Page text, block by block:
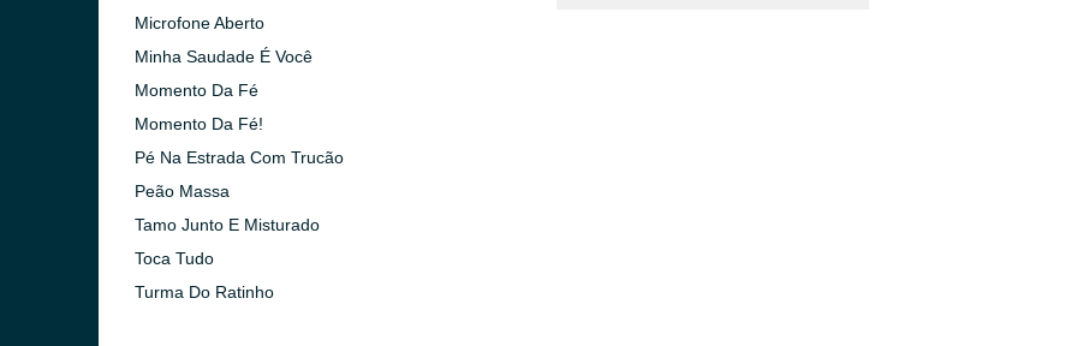
Microfone Aberto
Minha Saudade É Você
Momento Da Fé
Momento Da Fé!
Pé Na Estrada Com Trucão
Peão Massa
Tamo Junto E Misturado
Toca Tudo
Turma Do Ratinho